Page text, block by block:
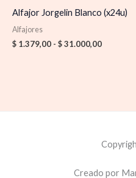
Alfajor Jorgelin Blanco (x24u)
Alfajores
$ 1.379,00 - $31.000,00
Creado por